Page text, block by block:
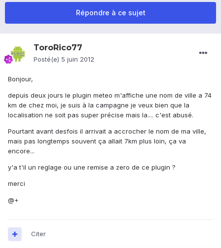
Répondre à ce sujet
ToroRico77
Posté(e) 5 juin 2012
Bonjour,
depuis deux jours le plugin meteo m'affiche une nom de ville a 74
km de chez moi, je suis à la campagne je veux bien que la
localisation ne soit pas super précise mais la.... c'est abusé.
Pourtant avant desfois il arrivait a accrocher le nom de ma ville,
mais pas longtemps souvent ça allait 7km plus loin, ça va
encore...
y'a t'il un reglage ou une remise a zero de ce plugin ?
merci
@+
Citer